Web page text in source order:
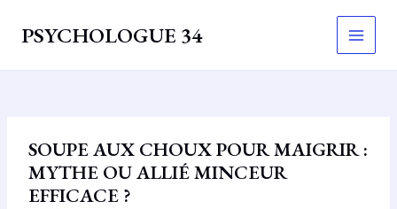
PSYCHOLOGUE 34
Main
SOUPE AUX CHOUX POUR MAIGRIR :
MYTHE OU ALLIÉ MINCEUR
EFFICACE ?